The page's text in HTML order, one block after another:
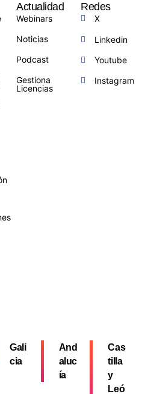
Actualidad
Webinars
Noticias
Podcast
Gestiona
Licencias
Redes
X
Linkedin
Youtube
Instagram
Gali
cia
And
aluc
ía
Cas
tilla
y
Leó